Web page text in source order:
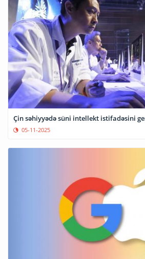
Çin səhiyyədə süni intellekt istifadəsini
05-11-2025